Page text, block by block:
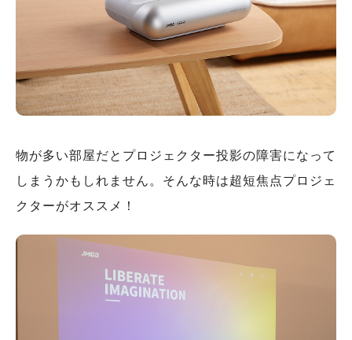
物が多い部屋だとプロジェクター投影の障害になって
しまうかもしれません。そんな時は超短焦点プロジェ
クターがオススメ！